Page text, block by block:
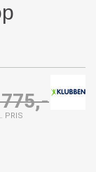
PRIS